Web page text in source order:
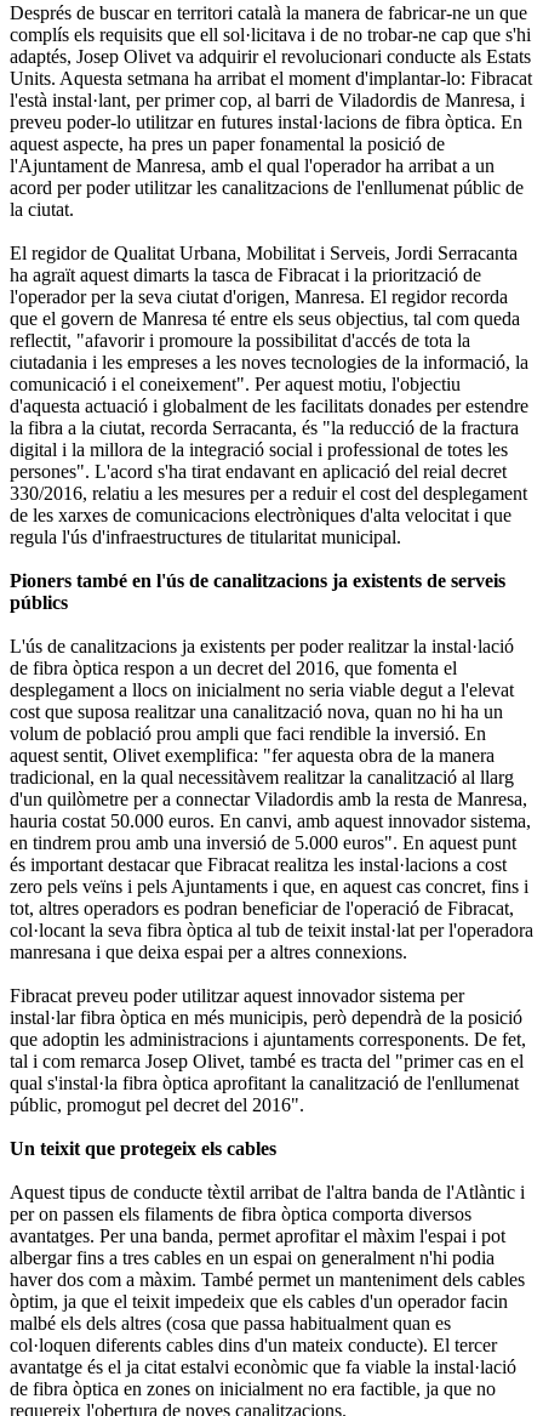
Després de buscar en territori català la manera de fabricar-ne un que
complís els requisits que ell sol·licitava i de no trobar-ne cap que s'hi
adaptés, Josep Olivet va adquirir el revolucionari conducte als Estats
Units. Aquesta setmana ha arribat el moment d'implantar-lo: Fibracat
l'està instal·lant, per primer cop, al barri de Viladordis de Manresa, i
preveu poder-lo utilitzar en futures instal·lacions de fibra òptica. En
aquest aspecte, ha pres un paper fonamental la posició de
l'Ajuntament de Manresa, amb el qual l'operador ha arribat a un
acord per poder utilitzar les canalitzacions de l'enllumenat públic de
la ciutat.
El regidor de Qualitat Urbana, Mobilitat i Serveis, Jordi Serracanta
ha agraït aquest dimarts la tasca de Fibracat i la priorització de
l'operador per la seva ciutat d'origen, Manresa. El regidor recorda
que el govern de Manresa té entre els seus objectius, tal com queda
reflectit, "afavorir i promoure la possibilitat d'accés de tota la
ciutadania i les empreses a les noves tecnologies de la informació, la
comunicació i el coneixement". Per aquest motiu, l'objectiu
d'aquesta actuació i globalment de les facilitats donades per estendre
la fibra a la ciutat, recorda Serracanta, és "la reducció de la fractura
digital i la millora de la integració social i professional de totes les
persones". L'acord s'ha tirat endavant en aplicació del reial decret
330/2016, relatiu a les mesures per a reduir el cost del desplegament
de les xarxes de comunicacions electròniques d'alta velocitat i que
regula l'ús d'infraestructures de titularitat municipal.
Pioners també en l'ús de canalitzacions ja existents de serveis
públics
L'ús de canalitzacions ja existents per poder realitzar la instal·lació
de fibra òptica respon a un decret del 2016, que fomenta el
desplegament a llocs on inicialment no seria viable degut a l'elevat
cost que suposa realitzar una canalització nova, quan no hi ha un
volum de població prou ampli que faci rendible la inversió. En
aquest sentit, Olivet exemplifica: "fer aquesta obra de la manera
tradicional, en la qual necessitàvem realitzar la canalització al llarg
d'un quilòmetre per a connectar Viladordis amb la resta de Manresa,
hauria costat 50.000 euros. En canvi, amb aquest innovador sistema,
en tindrem prou amb una inversió de 5.000 euros". En aquest punt
és important destacar que Fibracat realitza les instal·lacions a cost
zero pels veïns i pels Ajuntaments i que, en aquest cas concret, fins i
tot, altres operadors es podran beneficiar de l'operació de Fibracat,
col·locant la seva fibra òptica al tub de teixit instal·lat per l'operadora
manresana i que deixa espai per a altres connexions.
Fibracat preveu poder utilitzar aquest innovador sistema per
instal·lar fibra òptica en més municipis, però dependrà de la posició
que adoptin les administracions i ajuntaments corresponents. De fet,
tal i com remarca Josep Olivet, també es tracta del "primer cas en el
qual s'instal·la fibra òptica aprofitant la canalització de l'enllumenat
públic, promogut pel decret del 2016".
Un teixit que protegeix els cables
Aquest tipus de conducte tèxtil arribat de l'altra banda de l'Atlàntic i
per on passen els filaments de fibra òptica comporta diversos
avantatges. Per una banda, permet aprofitar el màxim l'espai i pot
albergar fins a tres cables en un espai on generalment n'hi podia
haver dos com a màxim. També permet un manteniment dels cables
òptim, ja que el teixit impedeix que els cables d'un operador facin
malbé els dels altres (cosa que passa habitualment quan es
col·loquen diferents cables dins d'un mateix conducte). El tercer
avantatge és el ja citat estalvi econòmic que fa viable la instal·lació
de fibra òptica en zones on inicialment no era factible, ja que no
requereix l'obertura de noves canalitzacions.